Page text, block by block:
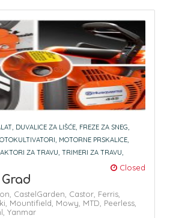
DUVALICE ZA LIŠĆE, FREZE ZA SNEG,
MOTORNE PRSKALICE,
ZA TRAVU, TRIMERI ZA TRAVU,
Closed
Grad
CastelGarden, Castor, Ferris,
Mountifield, Mowy, MTD, Peerless,
Yanmar